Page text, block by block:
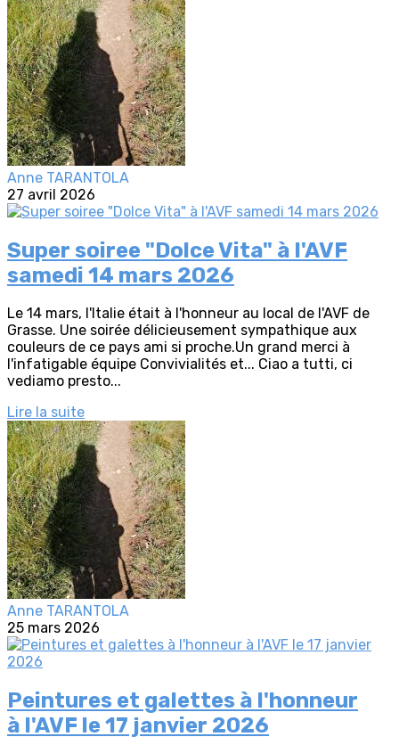
Anne TARANTOLA
27 avril 2026
Super soiree "Dolce Vita" à l'AVF
samedi 14 mars 2026
Le 14 mars, l'Italie était à l'honneur au local de l'AVF de
Grasse. Une soirée délicieusement sympathique aux
couleurs de ce pays ami si proche.Un grand merci à
l'infatigable équipe Convivialités et... Ciao a tutti, ci
vediamo presto...
Lire la suite
Anne TARANTOLA
25 mars 2026
Peintures et galettes à l'honneur
à l'AVF le 17 janvier 2026